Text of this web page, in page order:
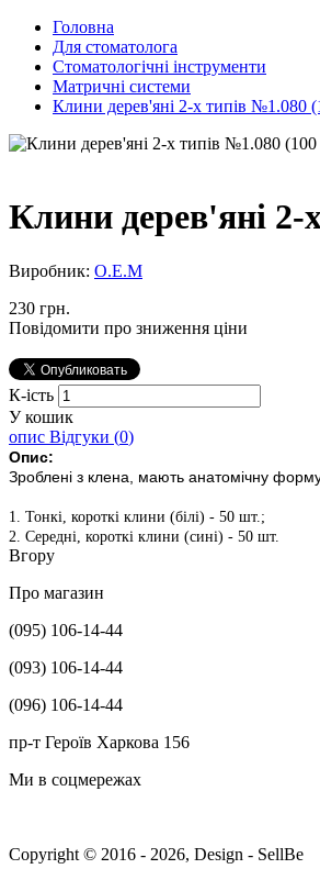
Головна
Для стоматолога
Стоматологічні інструменти
Матричні системи
Клини дерев'яні 2-х типів №1.080
Клини дерев'яні
Виробник: О.Е.М
230 грн.
Повідомити про зниження ціни
К-ість
У кошик
опис Відгуки (0)
Опис:
Зроблені з клена, мають анатомічну
1. Тонкі, короткі клини (білі) - 50 шт.;
2. Середні, короткі клини (сині) - 50 шт.
Вгору
Про магазин
(095) 106-14-44
(093) 106-14-44
(096) 106-14-44
пр-т Героїв Харкова 156
Ми в соцмережах
Copyright © 2016 - 2026, Design - SellBe